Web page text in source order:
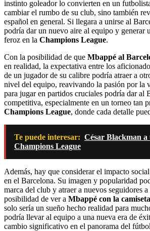
instinto goleador lo convierten en un
cambiar el rumbo de su club, sino también
español en general. Si llegara a unirse al
podría dar un nuevo aire al equipo y generar
feroz en la Champions League.
Con la posibilidad de que Mbappé al
en realidad, la expectativa entre los
de un jugador de su calibre podría atraer a
nivel del equipo, reavivando la pasión por la
para jugar en partidos cruciales podría dar al
competitiva, especialmente en un torneo tan
Champions League, donde cada detalle
Te puede interesar: César Blackman
Champions League
Además, hay que considerar el impacto
en el Barcelona. Su imagen y popularidad
marca del club y atraer a nuevos seguidores
posibilidad de ver a Mbappé con la
solo sería un sueño hecho realidad para
podría llevar al equipo a una nueva era de
cambio significativo en el panorama del